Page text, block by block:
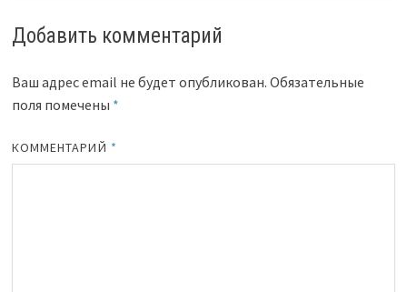
Добавить комментарий
Ваш адрес email не будет опубликован. Обязательные
поля помечены *
КОММЕНТАРИЙ *